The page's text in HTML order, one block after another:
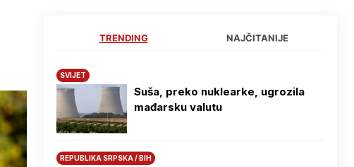
TRENDING NAJČITANIJE
SVIJET
Suša, preko nuklearke, ugrozila
mađarsku valutu
REPUBLIKA SRPSKA / BIH